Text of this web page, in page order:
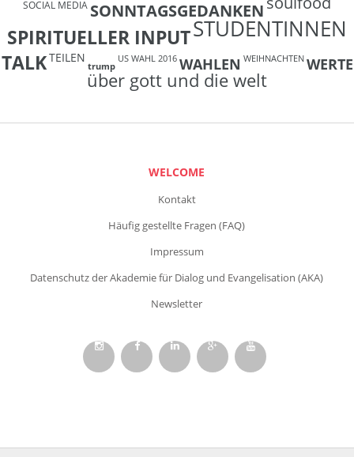
SOCIAL MEDIA SONNTAGSGEDANKEN
SPIRITUELLER INPUTSTUDENTINNEN
TALKTEILEN
trump
US WAHL 2016 WAHLEN WEIHNACHTEN WERTE
über gott und die welt
WELCOME
Kontakt
Häufig gestellte Fragen (FAQ)
Impressum
Datenschutz der Akademie für Dialog und Evangelisation (AKA)
Newsletter